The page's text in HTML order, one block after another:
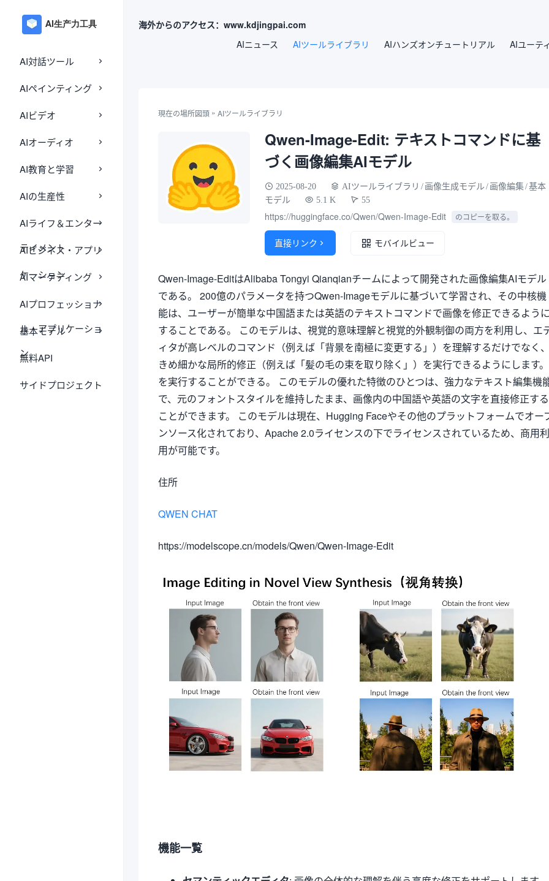
AI対話ツール
AIペインティング
AIビデオ
AIオーディオ
AI教育と学習
AIの生産性
AIライフ＆エンター
テイメント
AIビジネス・アプリ
ケーション
AIマーケティング
AIプロフェッショナ
ル・アプリケーショ
ン
基本モデル
無料API
サイドプロジェクト
海外からのアクセス：www.kdjingpai.com
AIニュース
AIツールライブラリ AIハンズオンチュートリアル AIユーテ
現在の場所図頭 » AIツールライブラリ
Qwen-Image-Edit: テキストコマンドに基
づく画像編集AIモデル
2025-08-20 AIツールライブラリ / 画像生成モデル / 画像編集/基本
モデル
5.1 K 55
https://huggingface.co/Qwen/Qwen-Image-Edit のコピーを取る。
直接リンク  モバイルビュー
Qwen-Image-EditはAlibaba Tongyi Qianqianチームによって開発された画像編集AIモデル
である。 200億のパラメータを持つQwen-Imageモデルに基づいて学習され、その中核機
能は、ユーザーが簡単な中国語または英語のテキストコマンドで画像を修正できるよう
することである。 このモデルは、視覚的意味理解と視覚的外観制御の両方を利用し、エ
ィタが高レベルのコマンド（例えば「背景を南極に変更する」）を理解するだけでなく
きめ細かな局所的修正（例えば「髪の毛の束を取り除く」）を実行できるようにします。
を実行することができる。 このモデルの優れた特徴のひとつは、強力なテキスト編集機
で、元のフォントスタイルを維持したまま、画像内の中国語や英語の文字を直接修正する
ことができます。 このモデルは現在、Hugging Faceやその他のプラットフォームでオー
ンソース化されており、Apache 2.0ライセンスの下でライセンスされているため、商用利
用が可能です。
住所
QWEN CHAT
https://modelscope.cn/models/Qwen/Qwen-Image-Edit
機能一覧